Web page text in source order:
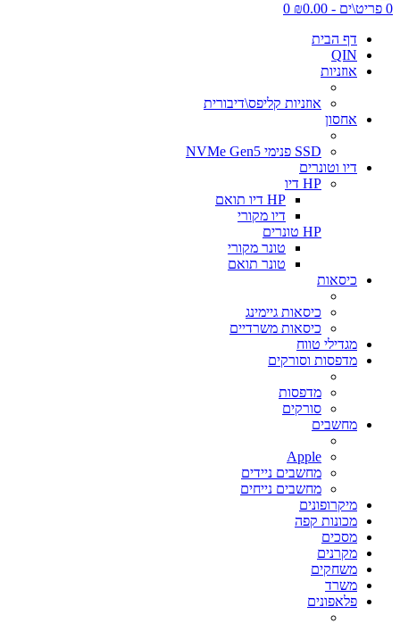
0 פריט\ים - ₪0.00
0
דף הבית
QIN
אוזניות
אוזניות קליפס\דיבורית
אחסון
SSD פנימי NVMe Gen5
דיו וטונרים
HP דיו
HP דיו תואם
דיו מקורי
HP טונרים
טונר מקורי
טונר תואם
כיסאות
כיסאות גיימינג
כיסאות משרדיים
מגדילי טווח
מדפסות וסורקים
מדפסות
סורקים
מחשבים
Apple
מחשבים ניידים
מחשבים נייחים
מיקרופונים
מכונות קפה
מסכים
מקרנים
משחקים
משרד
פלאפונים